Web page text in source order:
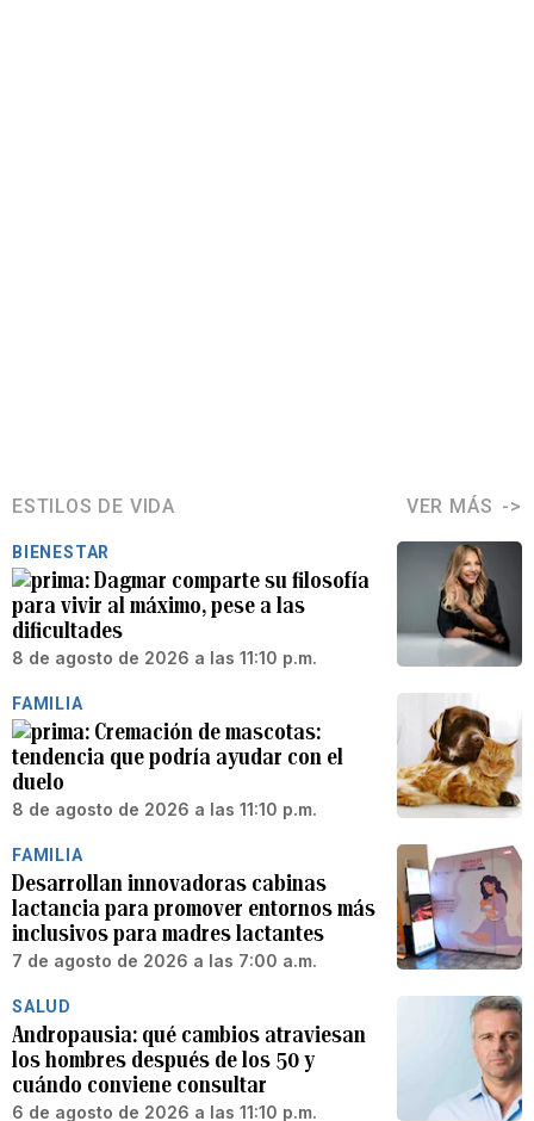
ESTILOS DE VIDA VER MÁS
BIENESTAR
Dagmar comparte su filosofía
para vivir al máximo, pese a las
dificultades
8 de agosto de 2026 a las 11:10 p.m.
FAMILIA
Cremación de mascotas:
tendencia que podría ayudar con el
duelo
8 de agosto de 2026 a las 11:10 p.m.
FAMILIA
Desarrollan innovadoras cabinas
lactancia para promover entornos más
inclusivos para madres lactantes
7 de agosto de 2026 a las 7:00 a.m.
SALUD
Andropausia: qué cambios atraviesan
los hombres después de los 50 y
cuándo conviene consultar
6 de agosto de 2026 a las 11:10 p.m.